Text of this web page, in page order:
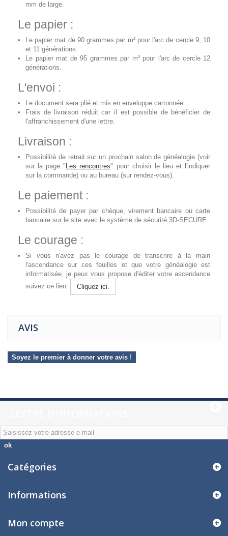
mm de large.
Le papier :
Le papier mat de 90 grammes par m² pour l'arc de cercle 9, 10
et 11 générations.
Le papier mat de 95 grammes par m² pour l'arc de cercle 12
générations.
L'envoi :
Le document sera plié et mis en enveloppe cartonnée.
Frais de livraison réduit car il est possible de bénéficier de
l'affranchissement d'une lettre.
Livraison :
Possibilité de retrait sur un prochain salon de généalogie (voir
sur la page " Les rencontres" pour choisir le lieu et l'indiquer
sur la commande) ou au bureau (sur rendez-vous).
Le paiement :
Possibilité de payer par chèque, virement bancaire ou carte
bancaire sur le site avec le système de sécurité 3D-SECURE.
Le courage :
Si vous n'avez pas le courage de transcrire à la main
l'ascendance sur ces feuilles et que votre généalogie est
informatisée, je peux vous propose d'éditer votre ascendance
suivez ce lien.
Cliquez ici.
AVIS
Soyez le premier à donner votre avis !
ok
Catégories
Informations
Mon compte